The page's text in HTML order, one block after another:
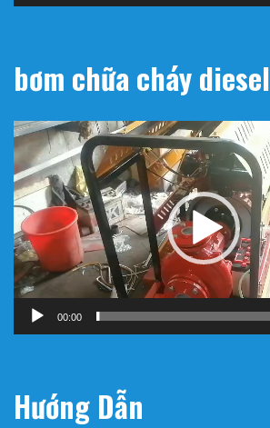
bơm chữa cháy diesel
Trình
chơi
Video
00:00
Hướng Dẫn